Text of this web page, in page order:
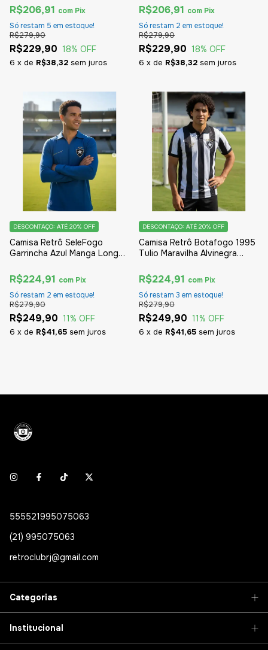
R$229,90
R$279,90
18% OFF
6 x de R$38,32 sem juros
R$206,91 com Pix
Só restam 5 em estoque!
R$229,90
R$279,90
18% OFF
6 x de R$38,32 sem juros
R$206,91 com Pix
Só restam 2 em estoque!
Camisa Retrô SeleFogo
Garrincha Azul Manga Longa
R$249,90
R$279,90
11% OFF
6 x de R$41,65 sem juros
DESCONTAÇO: ATÉ 20% OFF
R$224,91 com Pix
Só restam 2 em estoque!
Camisa Retrô Botafogo 1995
Tulio Maravilha Alvinegra
R$249,90
R$279,90
11% OFF
6 x de R$41,65 sem juros
DESCONTAÇO: ATÉ 20% OFF
R$224,91 com Pix
Só restam 3 em estoque!
555521995075063
(21) 995075063
retroclubrj@gmail.com
Categorias
Institucional